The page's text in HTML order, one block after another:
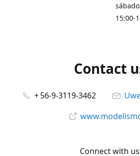
sábado
15:00-
Contact
+ 56-9-3119-3462
Connect with us